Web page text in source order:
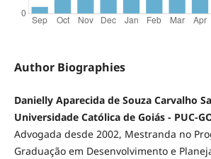
Author Biographies
Danielly Aparecida de Souza Carvalho
Universidade Católica de Goiás - PUC-
Advogada desde 2002, Mestranda no
Graduação em Desenvolvimento e